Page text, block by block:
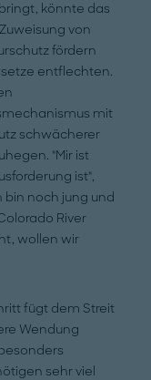
könnte das
von
fördern
entflechten.
mit
schwächerer
"Mir ist
ist",
bin noch jung und
River
wollen wir
fügt dem Streit
Wendung
sehr viel